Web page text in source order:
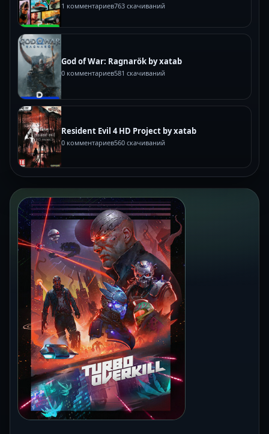
1 комментариев763 скачиваний
God of War: Ragnarök by xatab
0 комментариев581 скачиваний
Resident Evil 4 HD Project by xatab
0 комментариев560 скачиваний